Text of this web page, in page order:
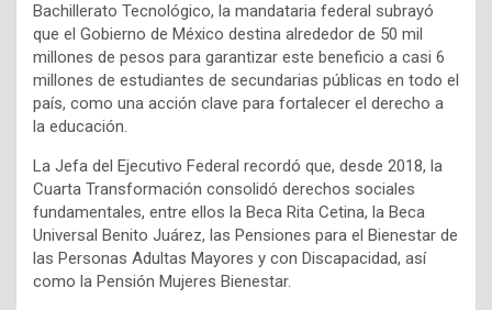
Bachillerato Tecnológico, la mandataria federal subrayó
que el Gobierno de México destina alrededor de 50 mil
millones de pesos para garantizar este beneficio a casi 6
millones de estudiantes de secundarias públicas en todo el
país, como una acción clave para fortalecer el derecho a
la educación.
La Jefa del Ejecutivo Federal recordó que, desde 2018, la
Cuarta Transformación consolidó derechos sociales
fundamentales, entre ellos la Beca Rita Cetina, la Beca
Universal Benito Juárez, las Pensiones para el Bienestar de
las Personas Adultas Mayores y con Discapacidad, así
como la Pensión Mujeres Bienestar.